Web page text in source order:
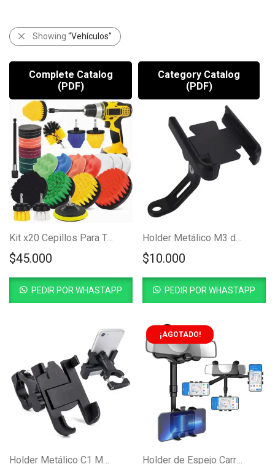
Showing “Vehículos”
Complete Catalog
(PDF)
Category Catalog
(PDF)
Kit x20 Cepillos Para Taladro
$45.000
PEDIR POR WHASTAPP
$10.000
PEDIR POR WHASTAPP
¡AGOTADO!